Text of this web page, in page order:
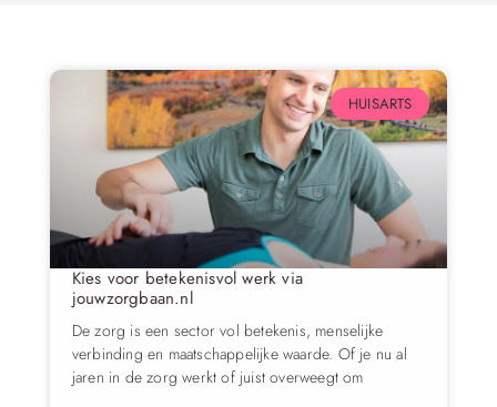
HUISARTS
Kies voor betekenisvol werk via
jouwzorgbaan.nl
De zorg is een sector vol betekenis, menselijke
verbinding en maatschappelijke waarde. Of je nu al
jaren in de zorg werkt of juist overweegt om